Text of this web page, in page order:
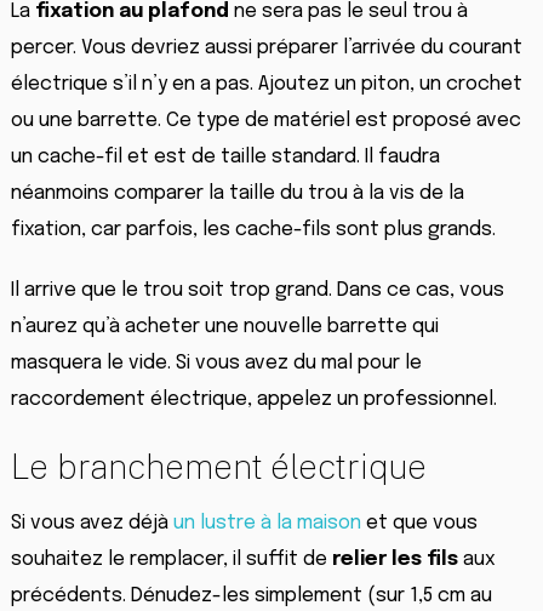
La fixation au plafond ne sera pas le seul trou à
percer. Vous devriez aussi préparer l’arrivée du courant
électrique s’il n’y en a pas. Ajoutez un piton, un crochet
ou une barrette. Ce type de matériel est proposé avec
un cache-fil et est de taille standard. Il faudra
néanmoins comparer la taille du trou à la vis de la
fixation, car parfois, les cache-fils sont plus grands.
Il arrive que le trou soit trop grand. Dans ce cas, vous
n’aurez qu’à acheter une nouvelle barrette qui
masquera le vide. Si vous avez du mal pour le
raccordement électrique, appelez un professionnel.
Le branchement électrique
Si vous avez déjà un lustre à la maison et que vous
souhaitez le remplacer, il suffit de relier les filsaux
précédents. Dénudez-les simplement (sur 1,5 cm au